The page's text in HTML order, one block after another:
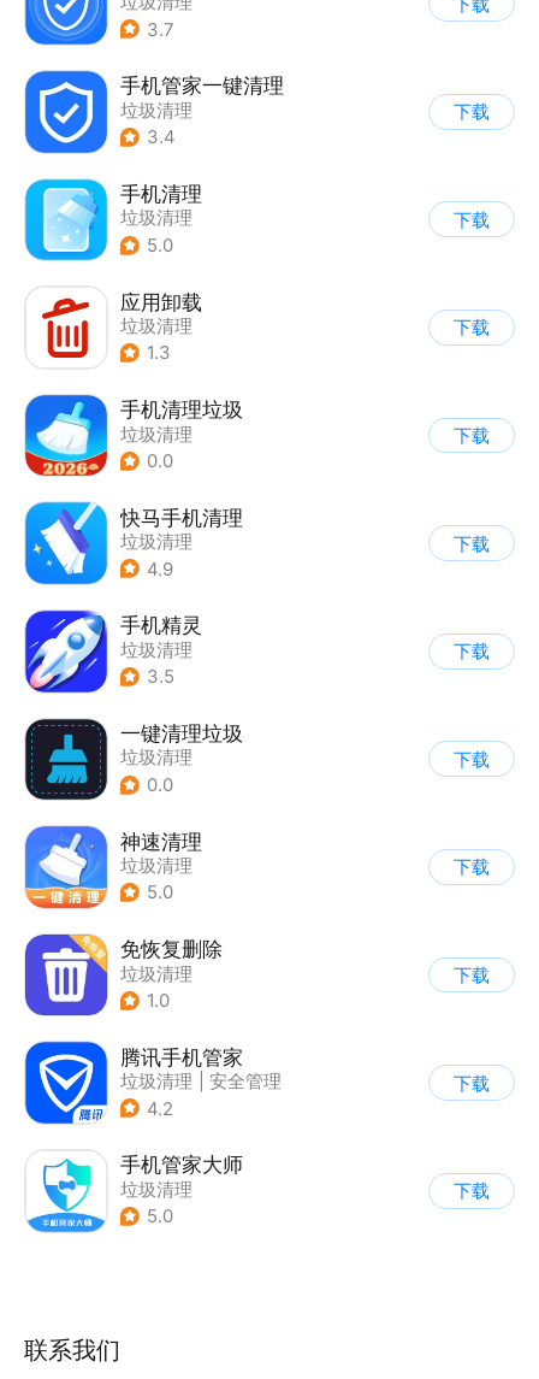
3.7
手机管家一键清理
垃圾清理
3.4
下载
手机清理
垃圾清理
5.0
下载
应用卸载
垃圾清理
1.3
下载
手机清理垃圾
垃圾清理
0.0
下载
快马手机清理
垃圾清理
4.9
下载
手机精灵
垃圾清理
3.5
下载
一键清理垃圾
垃圾清理
0.0
下载
神速清理
垃圾清理
5.0
下载
免恢复删除
垃圾清理
1.0
下载
腾讯手机管家
垃圾清理
安全管理
4.2
下载
手机管家大师
垃圾清理
5.0
下载
联系我们